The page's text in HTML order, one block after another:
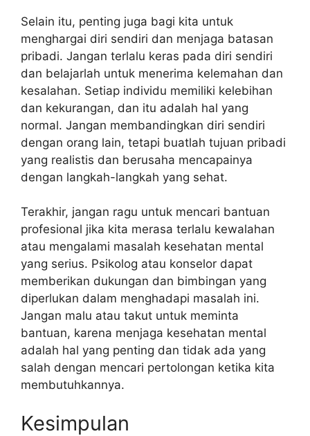
Selain itu, penting juga bagi kita untuk
menghargai diri sendiri dan menjaga batasan
pribadi. Jangan terlalu keras pada diri sendiri
dan belajarlah untuk menerima kelemahan dan
kesalahan. Setiap individu memiliki kelebihan
dan kekurangan, dan itu adalah hal yang
normal. Jangan membandingkan diri sendiri
dengan orang lain, tetapi buatlah tujuan pribadi
yang realistis dan berusaha mencapainya
dengan langkah-langkah yang sehat.
Terakhir, jangan ragu untuk mencari bantuan
profesional jika kita merasa terlalu kewalahan
atau mengalami masalah kesehatan mental
yang serius. Psikolog atau konselor dapat
memberikan dukungan dan bimbingan yang
diperlukan dalam menghadapi masalah ini.
Jangan malu atau takut untuk meminta
bantuan, karena menjaga kesehatan mental
adalah hal yang penting dan tidak ada yang
salah dengan mencari pertolongan ketika kita
membutuhkannya.
Kesimpulan